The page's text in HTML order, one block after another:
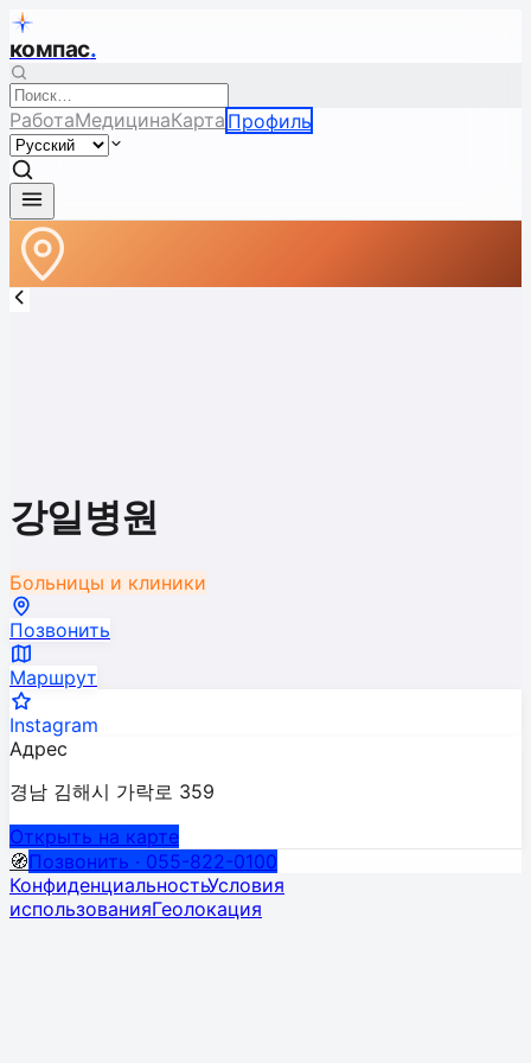
компас.
РаботаМедицинаКарта Профиль
강일병원
Больницы и клиники
Позвонить
Маршрут
Instagram
Адрес
경남 김해시 가락로 359
Открыть на карте
🧭Позвонить · 055-822-0100
КонфиденциальностьУсловия
использованияГеолокация